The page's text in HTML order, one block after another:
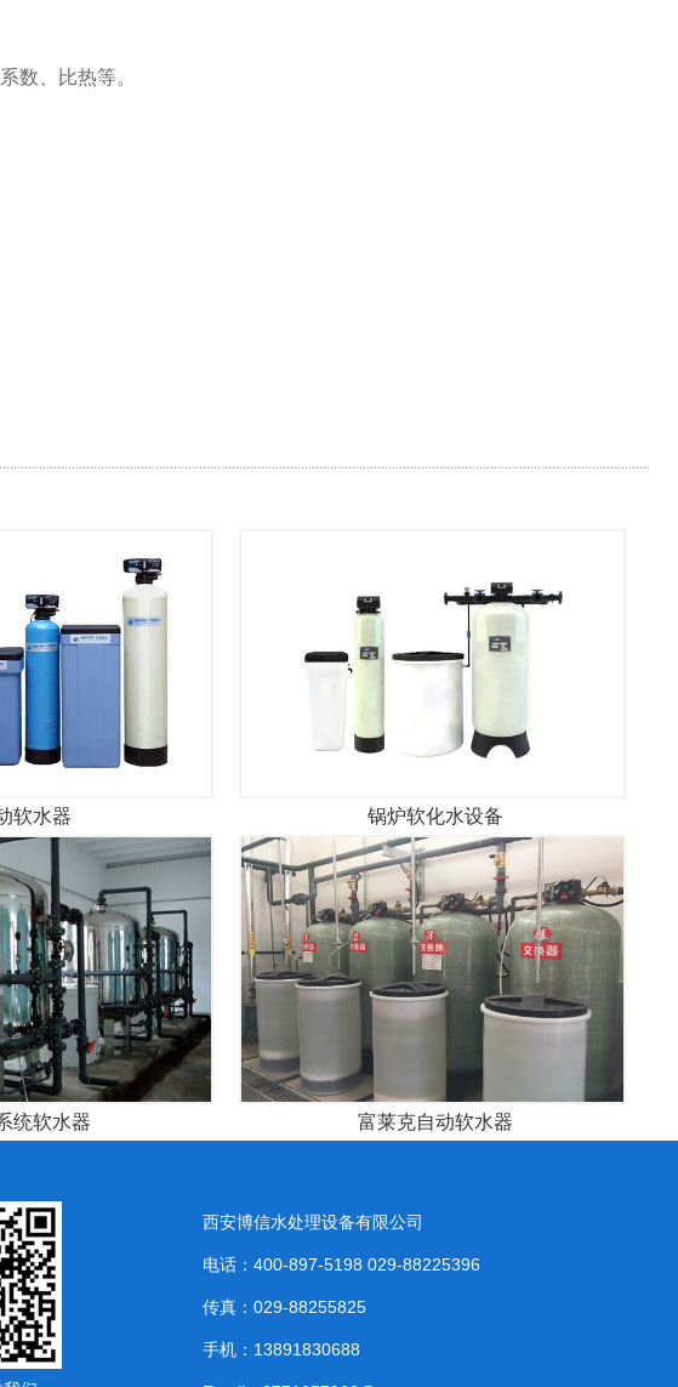
数、比热等。
软水器 锅炉软化水设备
统软水器 富莱克自动软水器
西安博信水处理设备有限公司
电话：400-897-5198 029-88225396
传真：029-88255825
手机：13891830688